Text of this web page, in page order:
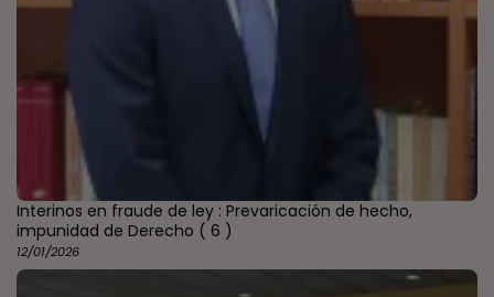
Interinos en fraude de ley : Prevaricación de hecho,
impunidad de Derecho ( 6 )
12/01/2026